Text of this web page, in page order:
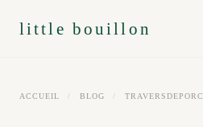
little bouillon
ACCUEIL / BLOG / TRAVERSDEPORC